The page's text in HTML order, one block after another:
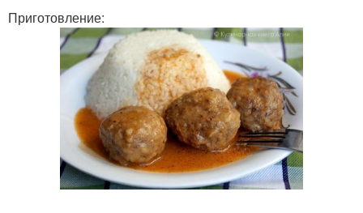
Приготовление: